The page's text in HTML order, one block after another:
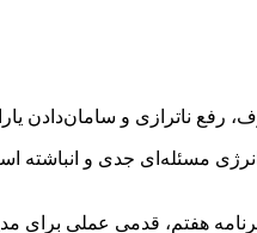
انرژی مسئله‌ای جدی و انباشته